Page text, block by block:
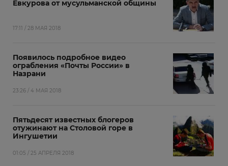
Евкурова от мусульманской общины
17:11 / 28 МАЯ 2018
Появилось подробное видео
ограбления «Почты России» в
Назрани
23:26 / 4 МАЯ 2018
Пятьдесят известных блогеров
отужинают на Столовой горе в
Ингушетии
01:05 / 25 АПРЕЛЯ 2018